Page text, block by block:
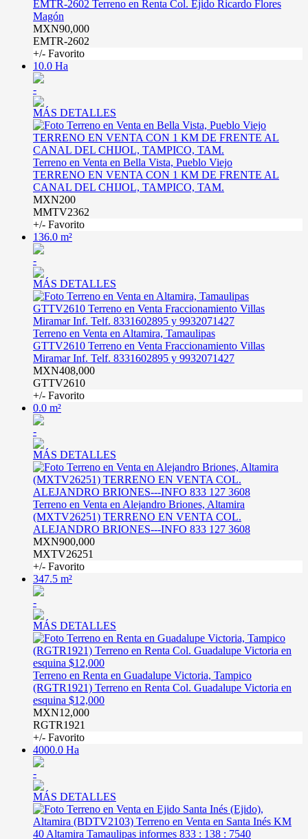
EMTR-2602 Terreno en Renta Col. Ejido Ricardo Flores
Magón
MXN90,000
EMTR-2602
+/- Favorito
10.0 Ha
-
MÁS DETALLES
Terreno en Venta en Bella Vista, Pueblo Viejo
TERRENO EN VENTA CON 1 KM DE FRENTE AL
CANAL DEL CHIJOL, TAMPICO, TAM.
MXN200
MMTV2362
+/- Favorito
136.0 m²
-
MÁS DETALLES
Terreno en Venta en Altamira, Tamaulipas
GTTV2610 Terreno en Venta Fraccionamiento Villas
Miramar Inf. Telf. 8331602895 y 9932071427
MXN408,000
GTTV2610
+/- Favorito
0.0 m²
-
MÁS DETALLES
Terreno en Venta en Alejandro Briones, Altamira
(MXTV26251) TERRENO EN VENTA COL.
ALEJANDRO BRIONES---INFO 833 127 3608
MXN900,000
MXTV26251
+/- Favorito
347.5 m²
-
MÁS DETALLES
Terreno en Renta en Guadalupe Victoria, Tampico
(RGTR1921) Terreno en Renta Col. Guadalupe Victoria en
esquina $12,000
MXN12,000
RGTR1921
+/- Favorito
4000.0 Ha
-
MÁS DETALLES